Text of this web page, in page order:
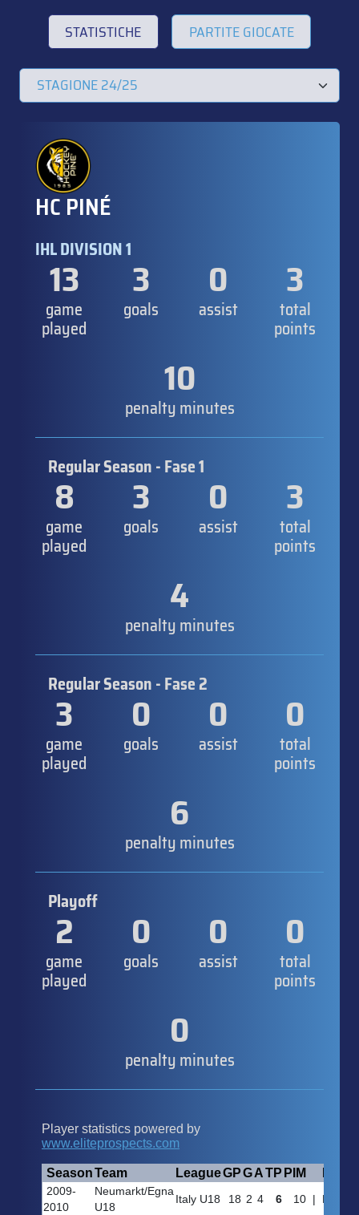
STATISTICHE PARTITE GIOCATE
HC PINÉ
IHL DIVISION 1
13
game
played
3
goals
0
assist
3
total
points
10
penalty minutes
Regular Season - Fase 1
8
game
played
3
goals
0
assist
3
total
points
4
penalty minutes
Regular Season - Fase 2
3
game
played
0
goals
0
assist
0
total
points
6
penalty minutes
Playoff
2
game
played
0
goals
0
assist
0
total
points
0
penalty minutes